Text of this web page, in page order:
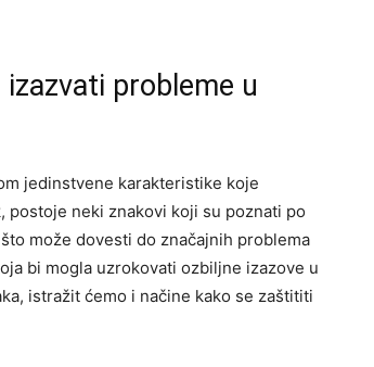
probleme u
jedinstvene karakteristike koje
neki znakovi koji su poznati po
može dovesti do značajnih problema
bi mogla uzrokovati ozbiljne izazove u
istražit ćemo i načine kako se zaštititi